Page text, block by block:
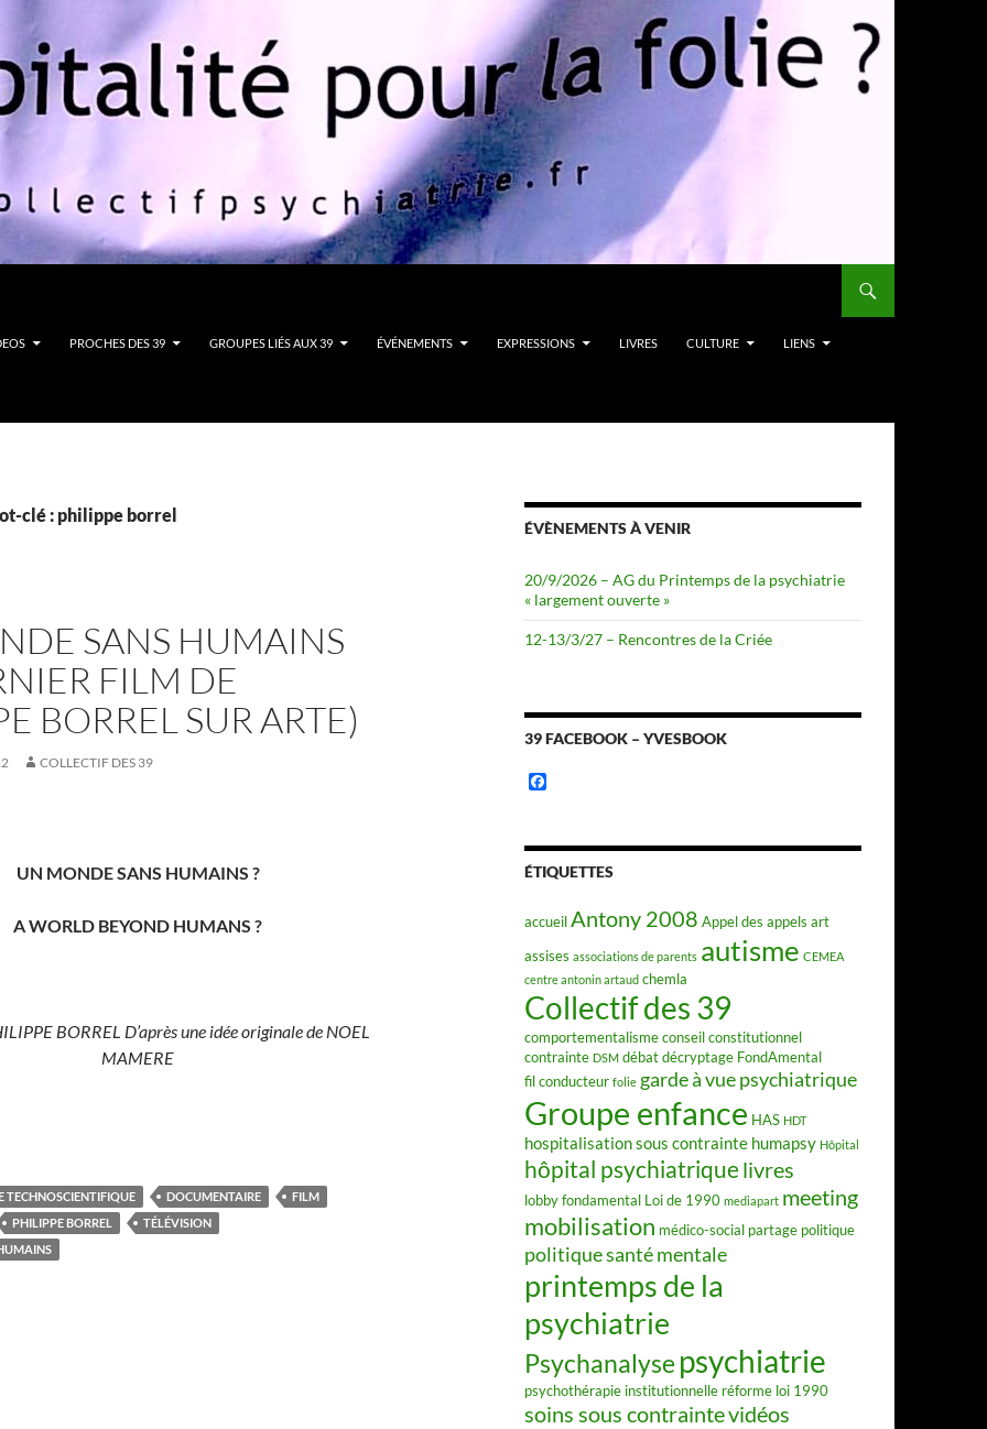
PROCHES DES 39 GROUPES LIÉS AUX 39 ÉVÉNEMENTS EXPRESSIONS LIVRES CULTURE LIENS
clé : philippe borrel
SANS HUMAINS
FILM DE
BORREL SUR ARTE)
COLLECTIF DES 39
UN MONDESANS HUMAINS ?
A WORLD BEYOND HUMANS ?
BORREL D’après une idée originale de NOEL
MAMERE
TECHNOSCIENTIFIQUE DOCUMENTAIRE
FILM
PHILIPPE BORREL
TÉLÉVISION
ÉVÈNEMENTS À VENIR
20/9/2026 – AG du Printemps de la psychiatrie
« largement ouverte »
12-13/3/27 – Rencontres de la Criée
39 FACEBOOK – YVESBOOK
b
o
ÉTIQUETTES
accueilAntony 2008 Appel des appels art
assises associations de parents autisme CEMEA
centre antonin artaud chemla
Collectif des 39
comportementalismeconseil constitutionnel
contrainte DSM débatdécryptage FondAmental
fil conducteur folie garde à vue psychiatrique
Groupe enfance HAS HDT
hospitalisation sous contrainte humapsy Hôpital
hôpital psychiatriquelivres
lobby fondamental Loi de 1990 mediapart meeting
mobilisation médico-social partage politique
politique santé mentale
printemps de la
psychiatrie
Psychanalyse psychiatrie
psychothérapie institutionnelle réforme loi 1990
soins sous contraintevidéos